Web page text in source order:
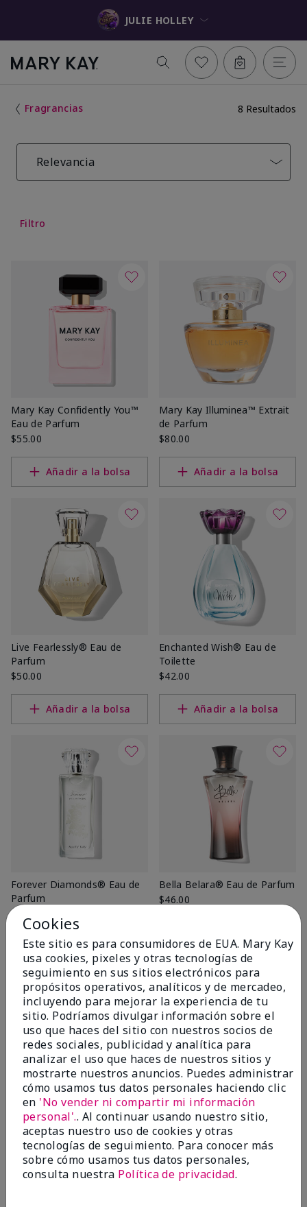
JULIE HOLLEY
Fragrancias 8 Resultados
Relevancia
Filtro
Mary Kay Confidently You™
Eau de Parfum
$55.00
Añadir a la bolsa
Mary Kay Illuminea™ Extrait
de Parfum
$80.00
Añadir a la bolsa
Live Fearlessly® Eau de
Parfum
$50.00
Añadir a la bolsa
Enchanted Wish® Eau de
Toilette
$42.00
Añadir a la bolsa
Forever Diamonds® Eau de
Parfum
$48.00
Añadir a la bolsa
Bella Belara® Eau de Parfum
$46.00
Añadir a la bolsa
Belara® Eau de Parfum
$46.00
Thinking of You® Eau de
Parfum
$40.00
Cookies
Este sitio es para consumidores de EUA. Mary Kay
usa cookies, pixeles y otras tecnologías de
seguimiento en sus sitios electrónicos para
propósitos operativos, analíticos y de mercadeo,
incluyendo para mejorar la experiencia de tu
sitio. Podríamos divulgar información sobre el
uso que haces del sitio con nuestros socios de
redes sociales, publicidad y analítica para
analizar el uso que haces de nuestros sitios y
mostrarte nuestros anuncios. Puedes administrar
cómo usamos tus datos personales haciendo clic
en 'No vender ni compartir mi información
personal'.. Al continuar usando nuestro sitio,
aceptas nuestro uso de cookies y otras
tecnologías de seguimiento. Para conocer más
sobre cómo usamos tus datos personales,
consulta nuestra Política de privacidad.